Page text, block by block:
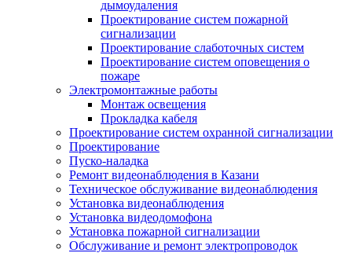
дымоудаления
Проектирование систем пожарной
сигнализации
Проектирование слаботочных систем
Проектирование систем оповещения о
пожаре
Электромонтажные работы
Монтаж освещения
Прокладка кабеля
Проектирование систем охранной сигнализации
Проектирование
Пуско-наладка
Ремонт видеонаблюдения в Казани
Техническое обслуживание видеонаблюдения
Установка видеонаблюдения
Установка видеодомофона
Установка пожарной сигнализации
Обслуживание и ремонт электропроводок